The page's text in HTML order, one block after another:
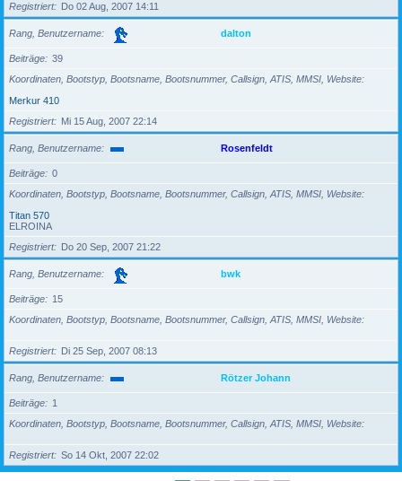
Registriert Do 02 Aug, 2007 14:11
Rang, Benutzername dalton
Beiträge
39
Koordinaten, Bootstyp, Bootsname, Bootsnummer, Callsign, ATIS, MMSI, Website
Merkur 410
Registriert
Mi 15 Aug, 2007 22:14
Rang, Benutzername Rosenfeldt
Beiträge
0
Koordinaten, Bootstyp, Bootsname, Bootsnummer, Callsign, ATIS, MMSI, Website
Titan 570
ELROINA
Registriert
Do 20 Sep, 2007 21:22
Rang, Benutzername bwk
Beiträge
15
Koordinaten, Bootstyp, Bootsname, Bootsnummer, Callsign, ATIS, MMSI, Website
Registriert Di 25 Sep, 2007 08:13
Rang, Benutzername Rötzer Johann
Beiträge
1
Koordinaten, Bootstyp, Bootsname, Bootsnummer, Callsign, ATIS, MMSI, Website
Registriert So 14 Okt, 2007 22:02